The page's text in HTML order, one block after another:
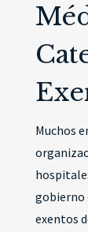
Muchos
gobierno
exentos